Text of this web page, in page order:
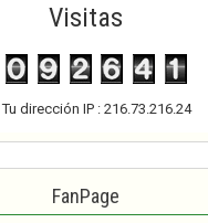
Visitas
Tu dirección IP : 216.73.216.24
FanPage